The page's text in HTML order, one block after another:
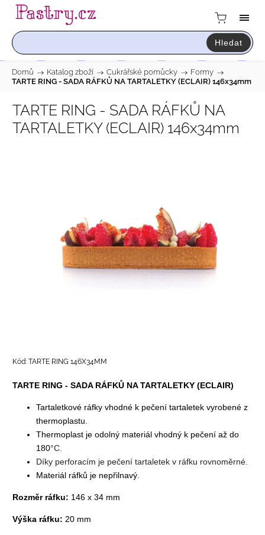
Hledat
Domů / Katalog zboží / Cukrářské pomůcky / Formy /
TARTE RING - SADA RÁFKŮ NA TARTALETKY (ECLAIR) 146x34mm
TARTE RING - SADA RÁFKŮ NA
TARTALETKY (ECLAIR) 146x34mm
Kód: TARTE RING 146X34MM
TARTE RING - SADA RÁFKŮ NA TARTALETKY (ECLAIR)
Tartaletkové ráfky vhodné k pečení tartaletek vyrobené z
thermoplastu.
Thermoplast je odolný materiál vhodný k pečení až do
180°C.
Díky perforacím je pečení tartaletek v ráfku rovnoměrné.
Materiál ráfků je nepřilnavý.
Rozměr ráfku: 146 x 34 mm
Výška ráfku: 20 mm